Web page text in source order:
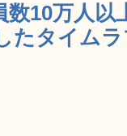
10万人以
たタイム